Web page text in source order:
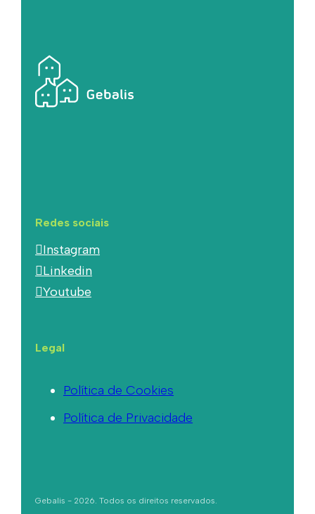
Redes sociais
Instagram
Linkedin
Youtube
Legal
Política de Cookies
Política de Privacidade
Gebalis - 2026. Todos os direitos reservados.